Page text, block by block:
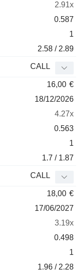
2.91x
0.587
1
2.58 / 2.89
CALL
16,00 €
18/12/2026
4.27x
0.563
1
1.7 / 1.87
CALL
18,00 €
17/06/2027
3.19x
0.498
1
1.96 / 2.28